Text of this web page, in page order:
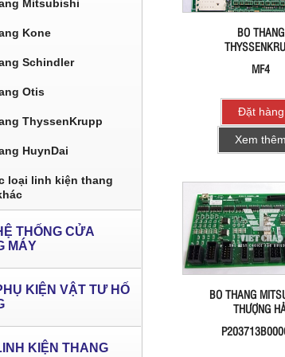
Mitsubishi
Kone
Schindler
Otis
ThyssenKrupp
HuynDai
loại linh kiện thang
THỐNG CỬA
MÁY
KIỆN VẬT TƯ HỐ
KIỆN THANG
BO THANG
MF4
Đặt hàng
Xem thêm
BO THANG
THƯỢNG